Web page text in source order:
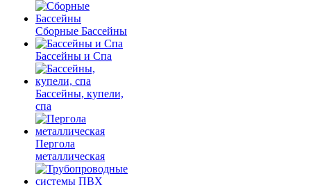
Сборные Бассейны
Бассейны и Спа
Бассейны, купели,
спа
Пергола
металлическая